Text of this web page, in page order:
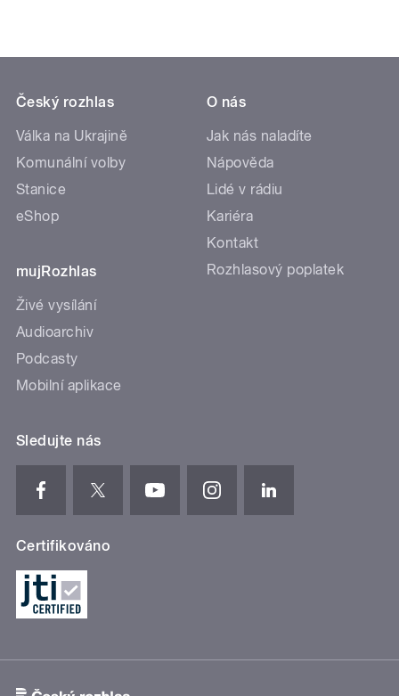
Český rozhlas
Válka na Ukrajině
Komunální volby
Stanice
eShop
mujRozhlas
Živé vysílání
Audioarchiv
Podcasty
Mobilní aplikace
O nás
Jak nás naladíte
Nápověda
Lidé v rádiu
Kariéra
Kontakt
Rozhlasový poplatek
Sledujte nás
Certifikováno